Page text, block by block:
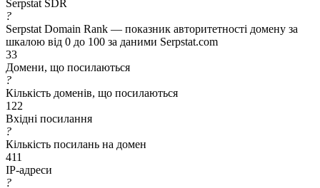
Serpstat SDR
?
Serpstat Domain Rank — показник авторитетності домену за
шкалою від 0 до 100 за даними Serpstat.com
33
Домени, що посилаються
?
Кількість доменів, що посилаються
122
Вхідні посилання
?
Кількість посилань на домен
411
IP-адреси
?